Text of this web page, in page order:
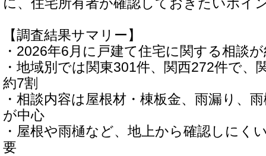
に、住宅所有者が確認しておきたいポイ
【調査結果サマリー】
・2026年6月に戸建て住宅に関する相談
・地域別では関東301件、関西272件で、
約7割
・相談内容は屋根材・棟板金、雨漏り、
が中心
・屋根や雨樋など、地上から確認しにく
要